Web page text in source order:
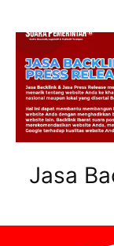
Jasa